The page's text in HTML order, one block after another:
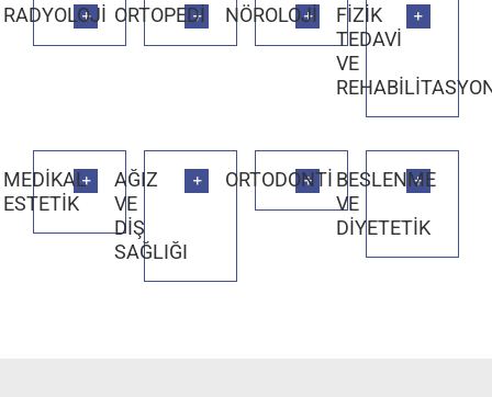
RADYOLOJİ ORTOPEDİ NÖROLOJİ
FİZİK
TEDAVİ
VE
MEDİKAL
ESTETİK
AĞIZ
VE
DİŞ
SAĞLIĞI
ORTODONTİ BESLENME
VE
DİYETETİK